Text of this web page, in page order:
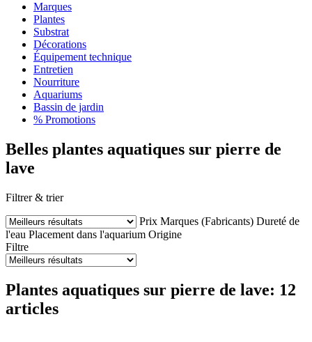
Marques
Plantes
Substrat
Décorations
Équipement technique
Entretien
Nourriture
Aquariums
Bassin de jardin
% Promotions
Belles plantes aquatiques sur pierre de
lave
Filtrer & trier
Prix Marques (Fabricants) Dureté de
l'eau Placement dans l'aquarium Origine
Filtre
Plantes aquatiques sur pierre de lave: 12
articles